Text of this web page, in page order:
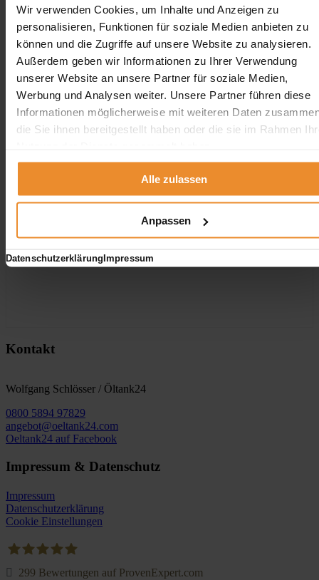
Wir verwenden Cookies, um Inhalte und Anzeigen zu
personalisieren, Funktionen für soziale Medien anbieten zu
können und die Zugriffe auf unsere Website zu analysieren.
Außerdem geben wir Informationen zu Ihrer Verwendung
unserer Website an unsere Partner für soziale Medien,
Werbung und Analysen weiter. Unsere Partner führen diese
Informationen möglicherweise mit weiteren Daten
die Sie ihnen bereitgestellt haben oder die sie im Rahmen
Alle zulassen
Anpassen
DatenschutzerklärungImpressum
Jetzt individuelle Anfrage senden. Klicken Sie
hier!
Wir freuen uns auf Ihre Anfrage und senden Ihnen
gerne ein unverbindliches Angebot!
Aufgrund Ihrer Datenschutzeinstellungen können wir Ihnen
unsere ProvenExpert Bewertungen hier leider nicht anzeigen.
Klicken Sie hier um Ihre Einstellungen zu bearbeiten.
Kontakt
Wolfgang Schlösser / Öltank24
0800 5894 97829
angebot@oeltank24.com
Oeltank24 auf Facebook
Impressum & Datenschutz
Impressum
Datenschutzerklärung
Cookie Einstellungen
299 Bewertungen auf ProvenExpert.com